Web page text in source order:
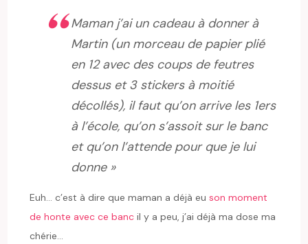
Maman j’ai un cadeau à donner à
Martin (un morceau de papier plié
en 12 avec des coups de feutres
dessus et 3 stickers à moitié
décollés), il faut qu’on arrive les 1ers
à l’école, qu’on s’assoit sur le banc
et qu’on l’attende pour que je lui
donne »
Euh… c’est à dire que maman a déjà eu son moment
de honte avec ce banc il y a peu, j’ai déjà ma dose ma
chérie…